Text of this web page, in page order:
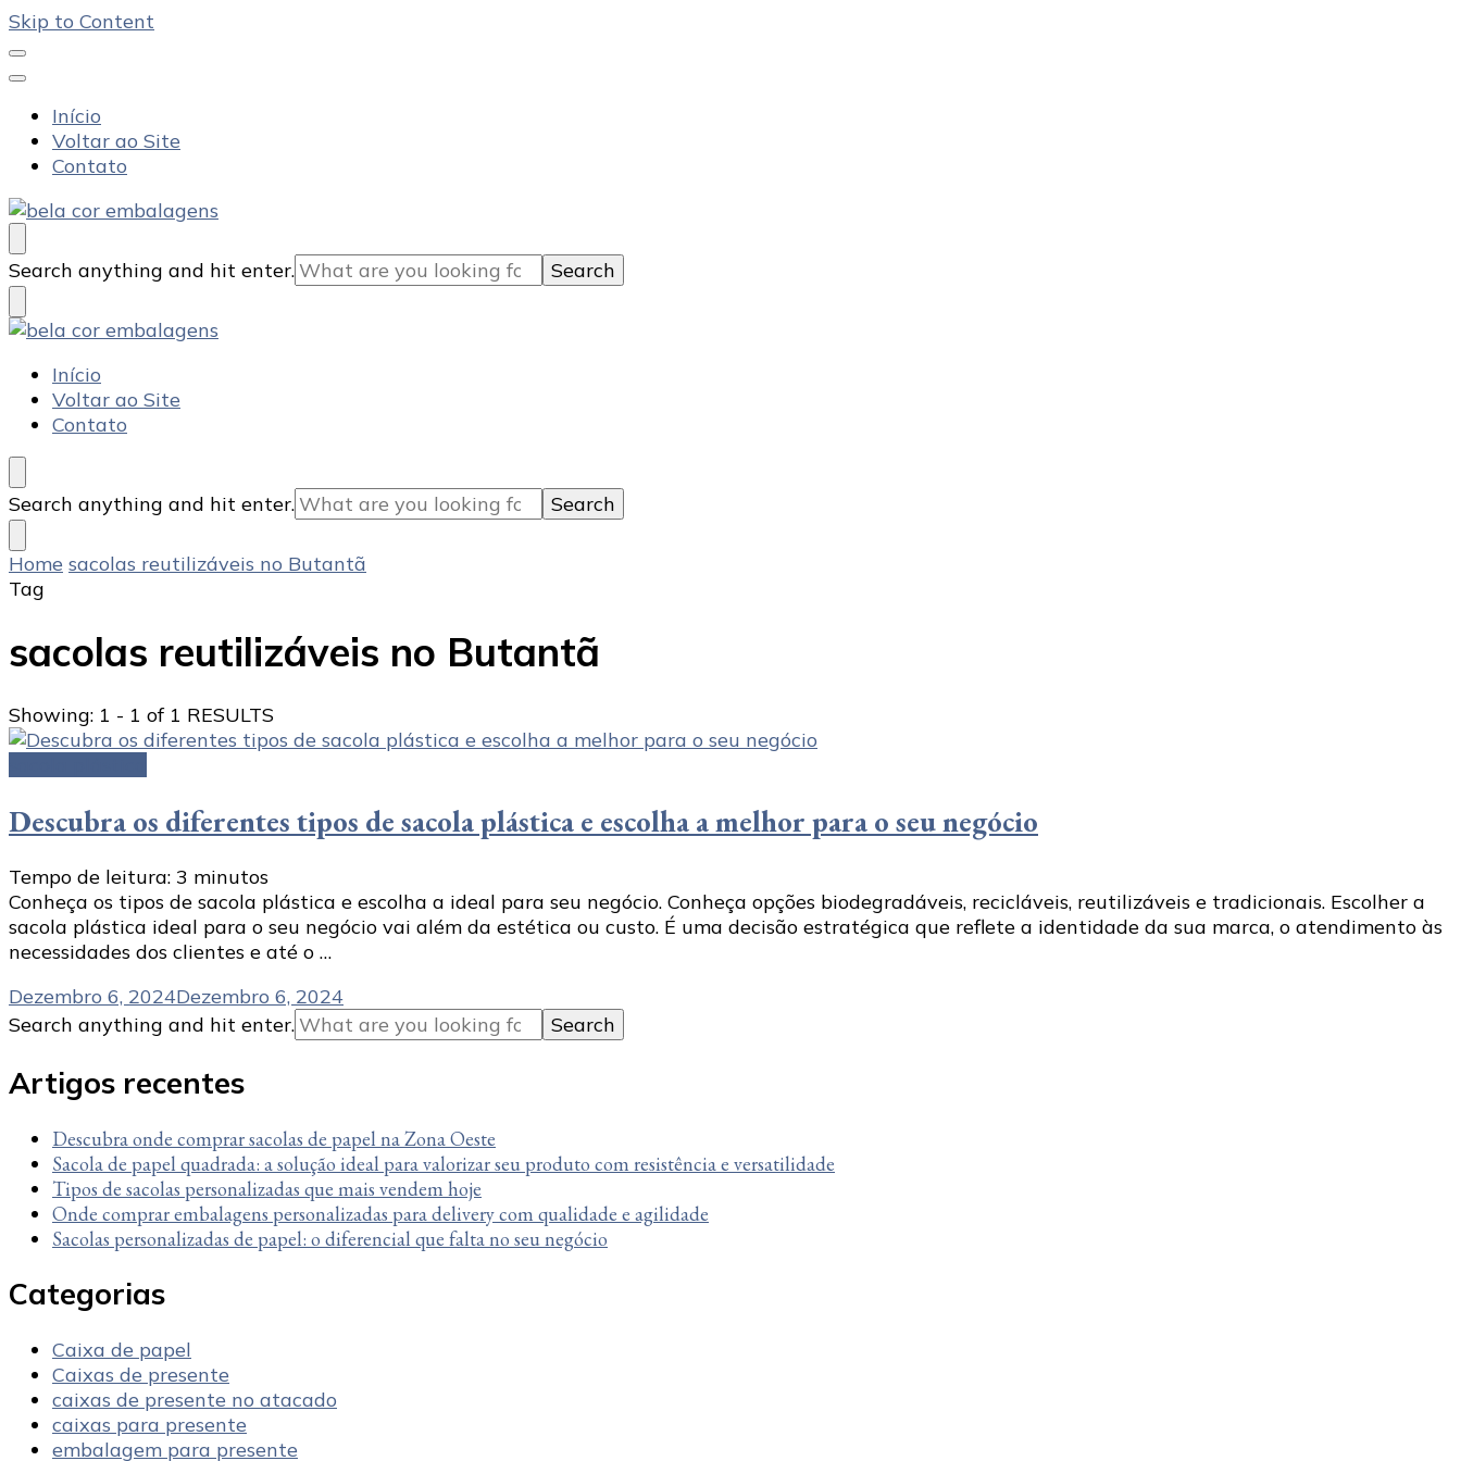
Skip to Content
Início
Voltar ao Site
Contato
Bela Cor Embalagens
Blog
Looking
for
Something?
Search anything and hit enter.
Bela Cor Embalagens
Blog
Início
Voltar ao Site
Contato
Looking
for
Something?
Search anything and hit enter.
Home sacolas reutilizáveis no Butantã
Tag
sacolas reutilizáveis no Butantã
Showing: 1 - 1 of 1 RESULTS
Descubra os diferentes tipos de sacola plástica e escolha a melhor para o seu negócio
Tempo de leitura: 3 minutos
Conheça os tipos de sacola plástica e escolha a ideal para seu negócio. Conheça opções biodegradáveis, recicláveis, reutilizáveis e tradicionais. Escolher a
sacola plástica ideal para o seu negócio vai além da estética ou custo. É uma decisão estratégica que reflete a identidade da sua marca, o atendimento às
necessidades dos clientes e até o …
Dezembro 6, 2024Dezembro 6, 2024
Looking
Something?
Search anything and hit enter.
Artigos recentes
Descubra onde comprar sacolas de papel na Zona Oeste
Sacola de papel quadrada: a solução ideal para valorizar seu produto com resistência e versatilidade
Tipos de sacolas personalizadas que mais vendem hoje
Onde comprar embalagens personalizadas para delivery com qualidade e agilidade
Sacolas personalizadas de papel: o diferencial que falta no seu negócio
Categorias
Caixa de papel
Caixas de presente
caixas de presente no atacado
caixas para presente
embalagem para presente